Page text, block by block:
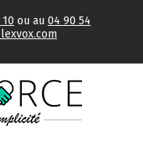
ou au 04 90 54